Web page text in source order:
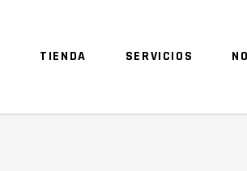
TIENDA SERVICIOS